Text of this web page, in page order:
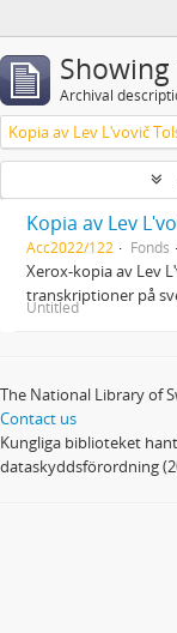
Archival
Kopia av Lev
Acc2022/122 Fonds
Xerox-kopia av Lev
transkriptioner på
Untitled
The National Library of
Contact us
Kungliga biblioteket
dataskyddsförordning